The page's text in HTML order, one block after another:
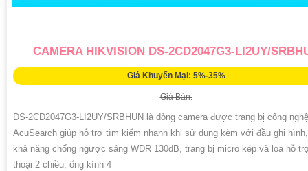
CAMERA HIKVISION DS-2CD2047G3-LI2UY/
Giá Khuyến Mại: 5%-35%
Giá Bán:
DS-2CD2047G3-LI2UY/SRBHUN là dòng camera được trang bị công nghệ
AcuSearch giúp hỗ trợ tìm kiếm nhanh khi sử dụng kèm với đầu ghi
khả năng chống ngược sáng WDR 130dB, trang bị micro kép và loa hỗ
thoại 2 chiều, ống kính 4